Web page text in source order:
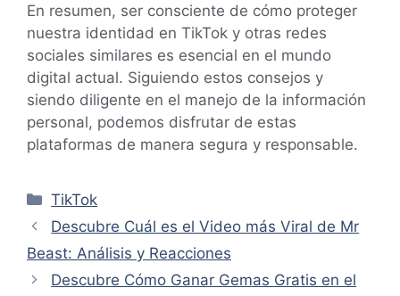
En resumen, ser consciente de cómo proteger
nuestra identidad en TikTok y otras redes
sociales similares es esencial en el mundo
digital actual. Siguiendo estos consejos y
siendo diligente en el manejo de la información
personal, podemos disfrutar de estas
plataformas de manera segura y responsable.
Categorías
TikTok
Descubre Cuál es el Video más Viral de Mr
Beast: Análisis y Reacciones
Descubre Cómo Ganar Gemas Gratis en el